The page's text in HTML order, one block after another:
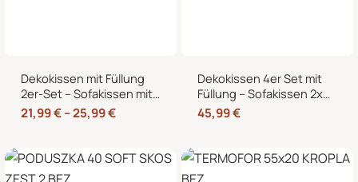
Dekokissen mit Füllung
2er-Set – Sofakissen mit
dekorativer Biese,
formstabil, in 40×40,
21,99€–25,99€
Dekokissen 4er Set mit
Füllung – Sofakissen 2x
50×50 + 2x 35×45 cm –
Zierkissen Couchkissen
Cord-Optik
45,99€